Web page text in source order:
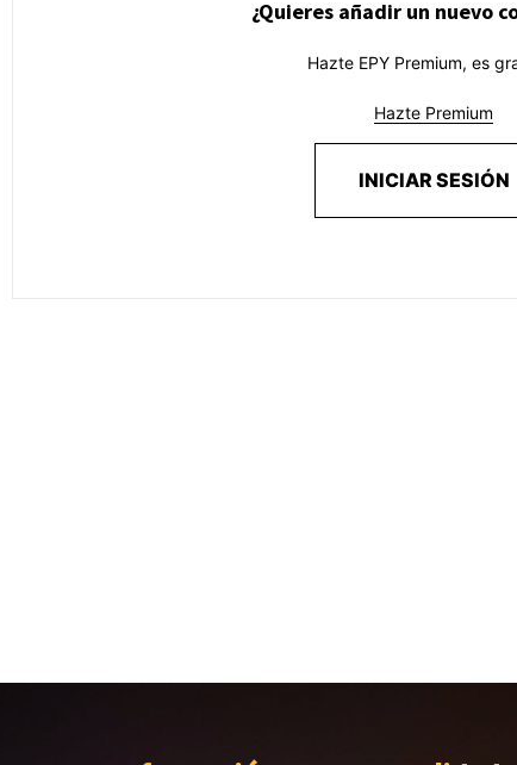
¿Quieres añadir un nuevo
Hazte EPY Premium, es
Hazte Premium
INICIAR SESIÓN